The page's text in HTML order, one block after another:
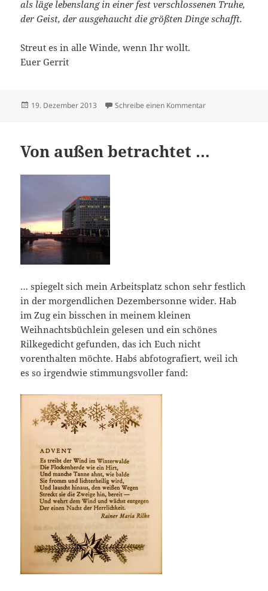
als läge lebenslang in einer fest verschlossenen Truhe,
der Geist, der ausgehaucht die größten Dinge schafft.
Streut es in alle Winde, wenn Ihr wollt.
Euer Gerrit
Veröffentlicht
19. Dezember 2013 Schreibe einen Kommentarzu Last night
Von außen betrachtet …
… spiegelt sich mein Arbeitsplatz schon sehr festlich
in der morgendlichen Dezembersonne wider. Hab
im Zug ein bisschen in meinem kleinen
Weihnachtsbüchlein gelesen und ein schönes
Rilkegedicht gefunden, das ich Euch nicht
vorenthalten möchte. Hab´s abfotografiert, weil ich
es so irgendwie stimmungsvoller fand: